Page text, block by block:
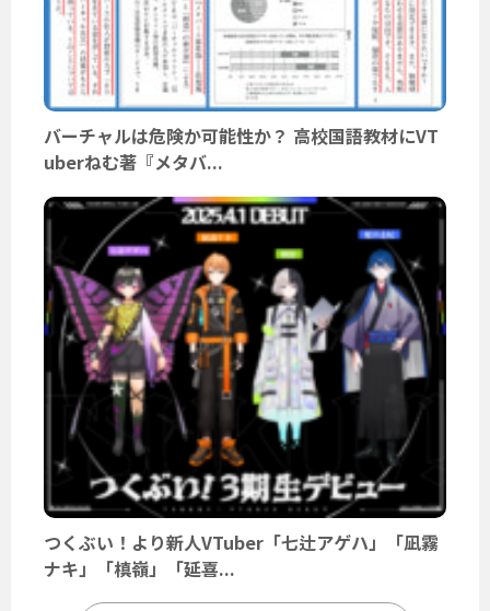
バーチャルは危険か可能性か？ 高校国語教材にVT
uberねむ著『メタバ...
つくぶい！より新人VTuber「七辻アゲハ」「凪霧
ナキ」「槙嶺」「延喜...